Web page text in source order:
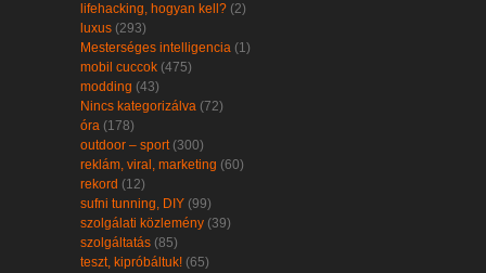
lifehacking, hogyan kell? (2)
luxus (293)
Mesterséges intelligencia (1)
mobil cuccok (475)
modding (43)
Nincs kategorizálva (72)
óra (178)
outdoor – sport(300)
reklám, viral, marketing (60)
rekord (12)
sufni tunning, DIY (99)
szolgálati közlemény (39)
szolgáltatás (85)
teszt, kipróbáltuk! (65)